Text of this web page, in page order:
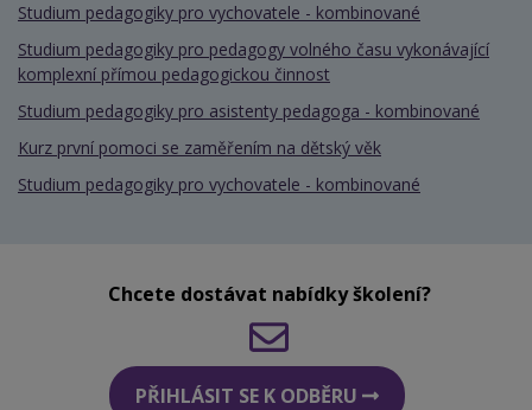
Studium pedagogiky pro vychovatele - kombinované
Studium pedagogiky pro pedagogy volného času vykonávající
komplexní přímou pedagogickou činnost
Studium pedagogiky pro asistenty pedagoga - kombinované
Kurz první pomoci se zaměřením na dětský věk
Studium pedagogiky pro vychovatele - kombinované
Chcete dostávat nabídky školení?
PŘIHLÁSIT SE K ODBĚRU